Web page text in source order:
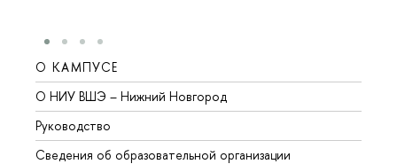
О КАМПУСЕ
О НИУ ВШЭ – Нижний Новгород
Руководство
Сведения об образовательной организации